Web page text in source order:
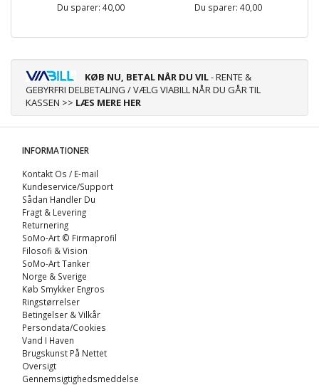
Du sparer: 40,00 Du sparer: 40,00
KØB NU, BETAL NÅR DU VIL- RENTE &
GEBYRFRI DELBETALING / VÆLG VIABILL NÅR DU GÅR TIL
KASSEN >> LÆS MERE HER
INFORMATIONER
Kontakt Os / E-mail
Kundeservice/Support
Sådan Handler Du
Fragt & Levering
Returnering
SoMo-Art © Firmaprofil
Filosofi & Vision
SoMo-Art Tanker
Norge & Sverige
Køb Smykker Engros
Ringstørrelser
Betingelser & Vilkår
Persondata/Cookies
Vand I Haven
Brugskunst På Nettet
Oversigt
Gennemsigtighedsmeddelse